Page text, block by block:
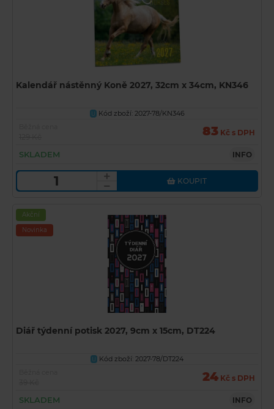
Kalendář nástěnný Koně 2027, 32cm x 34cm, KN346
U Kód zboží: 2027-78/KN346
83 Kč s DPH
SKLADEM INFO
KOUPIT
Akční
Novinka
Diář týdenní potisk 2027, 9cm x 15cm, DT224
U
Kód zboží: 2027-78/DT224
24 Kč s DPH
SKLADEM INFO